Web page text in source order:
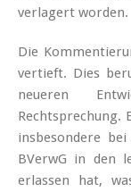
verlagert worden.
Die
vertieft. Dies
neueren
Rechtsprechung.
insbesondere
BVerwG in den
erlassen hat,